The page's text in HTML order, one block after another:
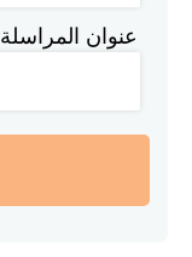
عنوان المراسلة